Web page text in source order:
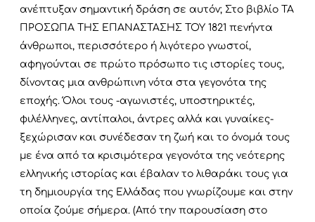
ανέπτυξαν σημαντική δράση σε αυτόν; Στο βιβλίο ΤΑ
ΠΡΟΣΩΠΑ ΤΗΣ ΕΠΑΝΑΣΤΑΣΗΣ ΤΟΥ 1821 πενήντα
άνθρωποι, περισσότερο ή λιγότερο γνωστοί,
αφηγούνται σε πρώτο πρόσωπο τις ιστορίες τους,
δίνοντας μια ανθρώπινη νότα στα γεγονότα της
εποχής. Όλοι τους -αγωνιστές, υποστηρικτές,
φιλέλληνες, αντίπαλοι, άντρες αλλά και γυναίκες-
ξεχώρισαν και συνέδεσαν τη ζωή και το όνομά τους
με ένα από τα κρισιμότερα γεγονότα της νεότερης
ελληνικής ιστορίας και έβαλαν το λιθαράκι τους για
τη δημιουργία της Ελλάδας που γνωρίζουμε και στην
οποία ζούμε σήμερα. (Από την παρουσίαση στο